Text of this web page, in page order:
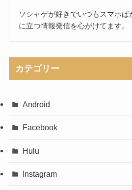
ソシャゲが好きでいつもスマホ
に立つ情報発信を心がけてます。
カテゴリー
Android
Facebook
Hulu
Instagram